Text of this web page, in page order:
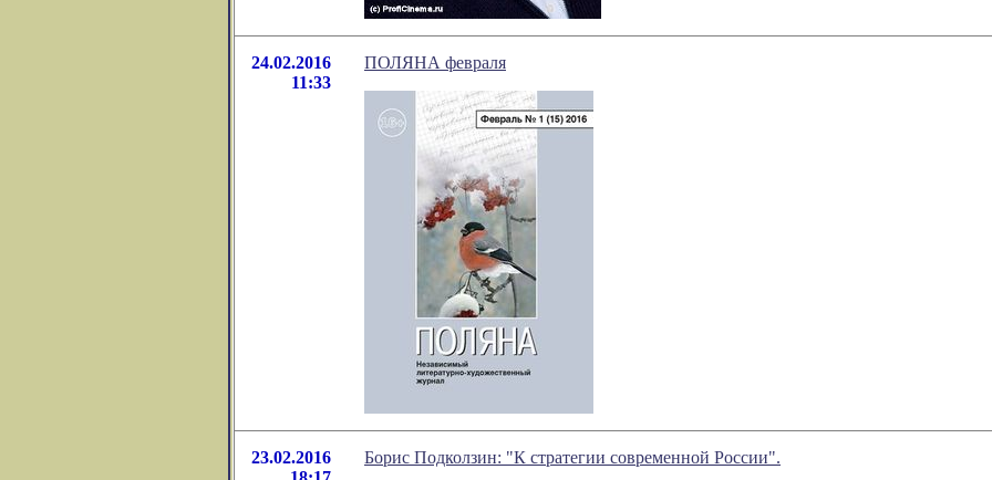
24.02.2016
11:33
ПОЛЯНА февраля
23.02.2016
Борис Подколзин: "К стратегии современной России".